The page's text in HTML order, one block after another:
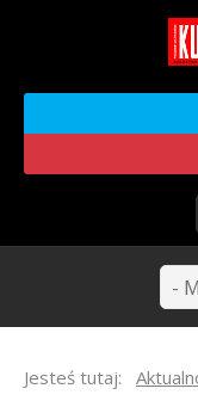
Jesteś tutaj: